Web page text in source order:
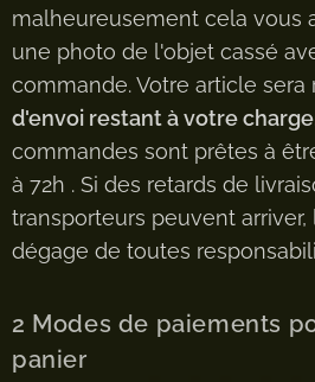
malheureusement cela vous
une photo de l'objet cassé
commande. Votre article sera
d'envoi restant à votre
commandes sont prêtes à
à 72h . Si des retards de
transporteurs peuvent arriver,
dégage de toutes
2 Modes de paiements
panier